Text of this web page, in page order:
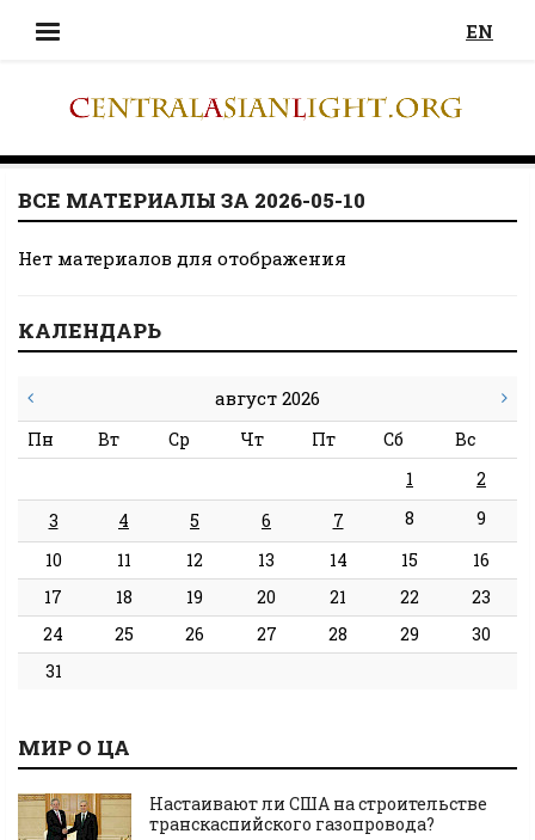
EN
ВСЕ МАТЕРИАЛЫ ЗА 2026-05-10
Нет материалов для отображения
КАЛЕНДАРЬ
август 2026
Пн Вт Ср Чт Пт Сб
Вс
1
2
3
4 5 6 7 8
9
10
11 12 13 14 15
16
17
18 19 20 21 22
23
24
25 26 27 28 29
30
31
МИР О ЦА
Настаивают ли США на строительстве
транскаспийского газопровода?